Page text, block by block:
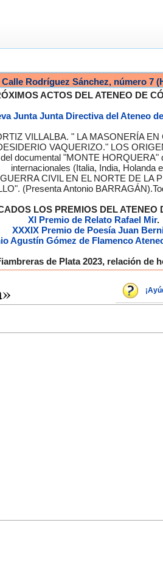
Rodríguez Sánchez, número 7
ACTOS DEL ATENEO DE
Junta Junta Directiva del Ateneo
VILLALBA. " LA MASONERÍA
VAQUERIZO." LOS
documental "MONTE
internacionales (Italia, India, Holanda
CIVIL EN EL NORTE DE
(Presenta Antonio
LOS PREMIOS DEL ATENEO
XI Premio de Relato Rafael Mir.
XXXIX Premio de Poesía Juan
Agustín Gómez de Flamenco
de Plata 2023, relación de